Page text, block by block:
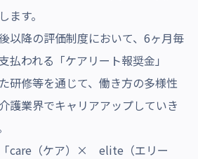
ます。
以降の評価制度において、6ヶ月毎
払われる「ケアリート報奨金」
研修等を通じて、働き方の多様性
護業界でキャリアアップしていき
care（ケア）× elite（エリー